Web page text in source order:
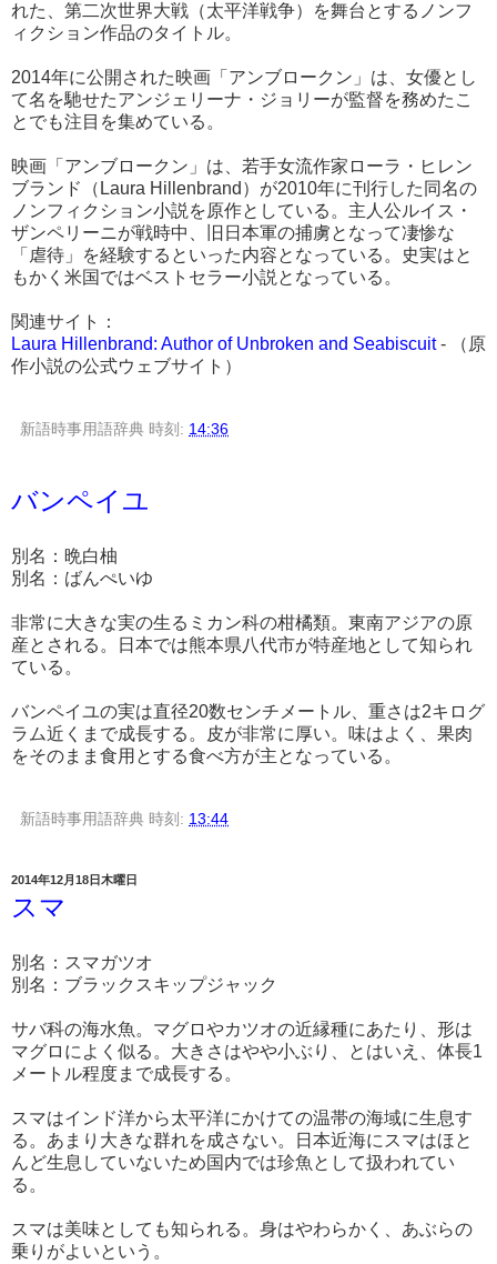
れた、第二次世界大戦（太平洋戦争）を舞台とするノンフ
ィクション作品のタイトル。
2014年に公開された映画「アンブロークン」は、女優とし
て名を馳せたアンジェリーナ・ジョリーが監督を務めたこ
とでも注目を集めている。
映画「アンブロークン」は、若手女流作家ローラ・ヒレン
ブランド（Laura Hillenbrand）が2010年に刊行した同名の
ノンフィクション小説を原作としている。主人公ルイス・
ザンペリーニが戦時中、旧日本軍の捕虜となって凄惨な
「虐待」を経験するといった内容となっている。史実はと
もかく米国ではベストセラー小説となっている。
関連サイト：
Laura Hillenbrand: Author of Unbroken and Seabiscuit- （原
作小説の公式ウェブサイト）
新語時事用語辞典 時刻: 14:36
バンペイユ
別名：晩白柚
別名：ばんぺいゆ
非常に大きな実の生るミカン科の柑橘類。東南アジアの原
産とされる。日本では熊本県八代市が特産地として知られ
ている。
バンペイユの実は直径20数センチメートル、重さは2キログ
ラム近くまで成長する。皮が非常に厚い。味はよく、果肉
をそのまま食用とする食べ方が主となっている。
新語時事用語辞典 時刻: 13:44
2014年12月18日木曜日
スマ
別名：スマガツオ
別名：ブラックスキップジャック
サバ科の海水魚。マグロやカツオの近縁種にあたり、形は
マグロによく似る。大きさはやや小ぶり、とはいえ、体長1
メートル程度まで成長する。
スマはインド洋から太平洋にかけての温帯の海域に生息す
る。あまり大きな群れを成さない。日本近海にスマはほと
んど生息していないため国内では珍魚として扱われてい
る。
スマは美味としても知られる。身はやわらかく、あぶらの
乗りがよいという。